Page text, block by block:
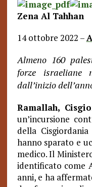
Zena Al Tahhan
14 ottobre 2022 –
Almeno 160
forze israeliane
dall’inizio
Ramallah,
un’incursione
della
hanno sparato e
medico. Il
identificato come
anni, e ha